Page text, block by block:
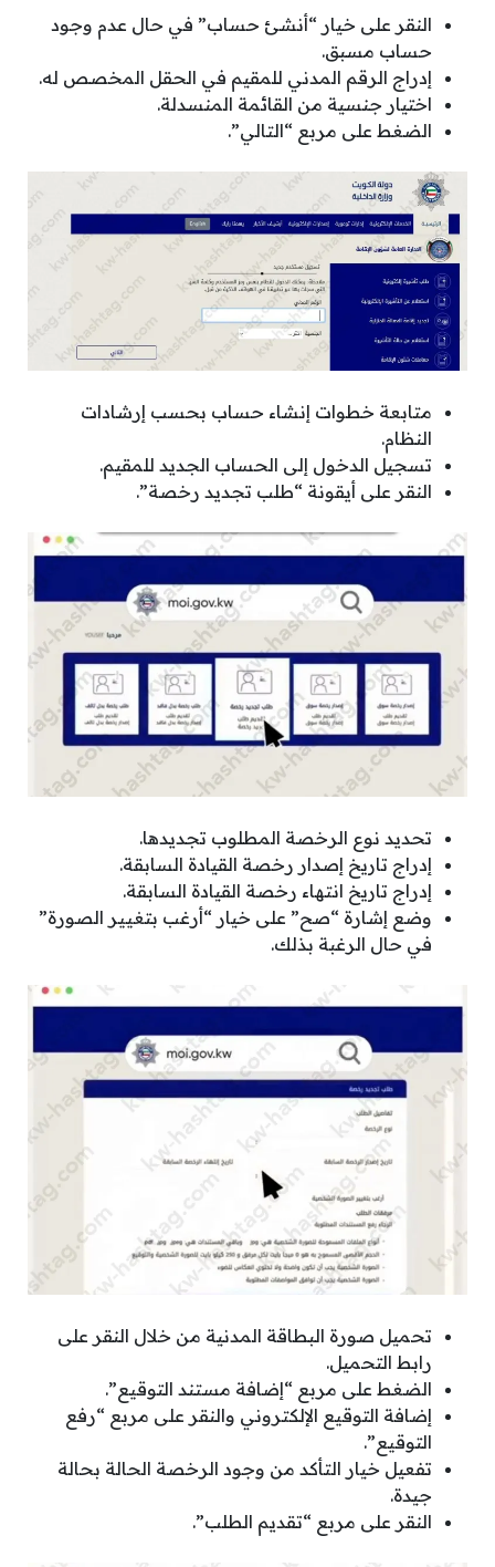
النقر على خيار “أنشئ حساب” في حال عدم وجود
حساب مسبق.
إدراج الرقم المدني للمقيم في الحقل المخصص له.
اختيار جنسية من القائمة المنسدلة.
الضغط على مربع “التالي”.
متابعة خطوات إنشاء حساب بحسب إرشادات
النظام.
تسجيل الدخول إلى الحساب الجديد للمقيم.
النقر على أيقونة “طلب تجديد رخصة”.
تحديد نوع الرخصة المطلوب تجديدها.
إدراج تاريخ إصدار رخصة القيادة السابقة.
إدراج تاريخ انتهاء رخصة القيادة السابقة.
وضع إشارة “صح” على خيار “أرغب بتغيير الصورة”
في حال الرغبة بذلك.
تحميل صورة البطاقة المدنية من خلال النقر على
رابط التحميل.
الضغط على مربع “إضافة مستند التوقيع”.
إضافة التوقيع الإلكتروني والنقر على مربع “رفع
التوقيع”.
تفعيل خيار التأكد من وجود الرخصة الحالة بحالة
جيدة.
النقر على مربع “تقديم الطلب”.